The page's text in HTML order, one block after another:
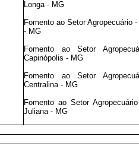
Longa - MG
Fomento ao Setor Agropecuário
- MG
Fomento ao Setor
Capinópolis - MG
Fomento ao Setor
Centralina - MG
Fomento ao Setor
Juliana - MG